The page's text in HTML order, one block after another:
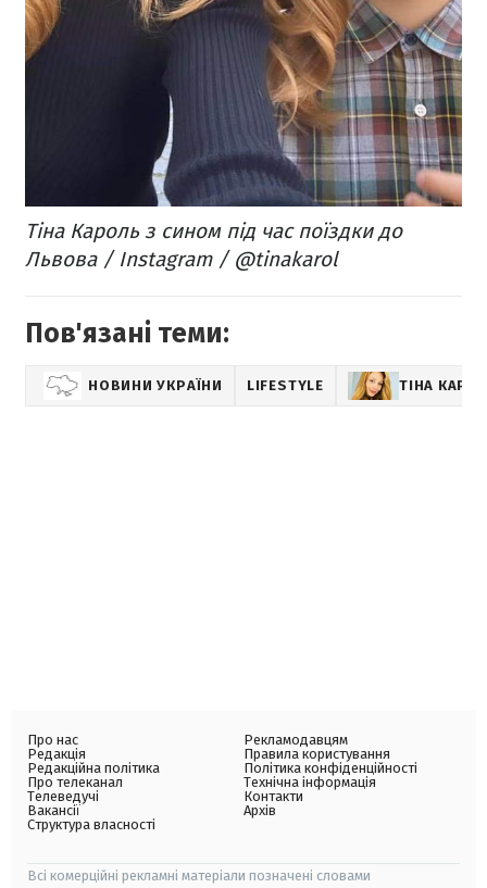
Тіна Кароль з сином під час поїздки до
Львова / Instagram / @tinakarol
Пов'язані теми:
НОВИНИ УКРАЇНИ LIFESTYLE ТІНА
Про нас
Редакція
Редакційна політика
Про телеканал
Телеведучі
Вакансії
Структура власності
Рекламодавцям
Правила користування
Політика конфіденційності
Технічна інформація
Контакти
Архів
Всі комерційні рекламні матеріали позначені словами